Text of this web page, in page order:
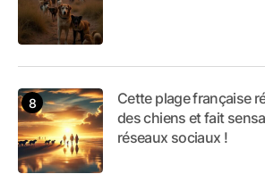
Cette plage française
des chiens et fait
réseaux sociaux !